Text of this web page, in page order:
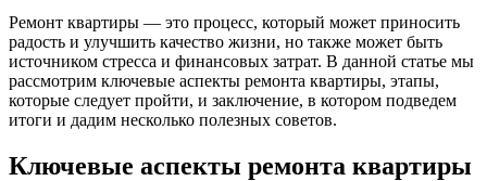
Ремонт квартиры — это процесс, который может приносить
радость и улучшить качество жизни, но также может быть
источником стресса и финансовых затрат. В данной статье мы
рассмотрим ключевые аспекты ремонта квартиры, этапы,
которые следует пройти, и заключение, в котором подведем
итоги и дадим несколько полезных советов.
Ключевые аспекты ремонта квартиры